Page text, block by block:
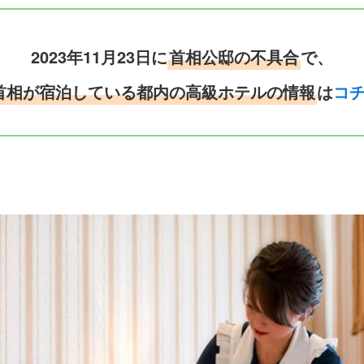
2023年11月23日に首相公邸の不具合で、
相が宿泊している都内の高級ホテルの情報はコ